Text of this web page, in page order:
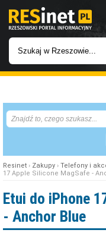
INWESTYCJE
IMPREZY
W KINACH
Resinet › Zakupy › Telefony i
17 Apple Silicone MagSafe -
Etui do iPhone
- Anchor Blue